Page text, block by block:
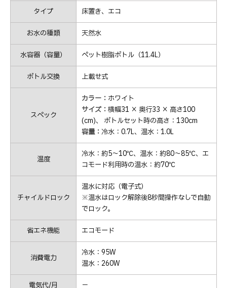
タイプ 床置き、エコ
お水の種類 天然水
水容器（容量） ペット樹脂ボトル（11.4L）
ボトル交換 上載せ式
スペック
カラー： ホワイト
サイズ： 横幅31 × 奥行33 × 高さ100
(cm)、 ボトルセット時の高さ：130cm
容量： 冷水：0.7L、温水：1.0L
温度
冷水：約5～10℃、温水：約80～85℃、エ
コモード利用時の温水：約70℃
チャイルドロック
温水に対応（電子式）
※温水はロック解除後8秒間操作なしで自動
でロック。
省エネ機能 エコモード
消費電力
冷水：95W
温水：260W
電気代/月 －